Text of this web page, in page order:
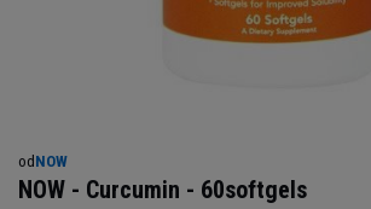
od NOW
NOW - Curcumin - 60softgels